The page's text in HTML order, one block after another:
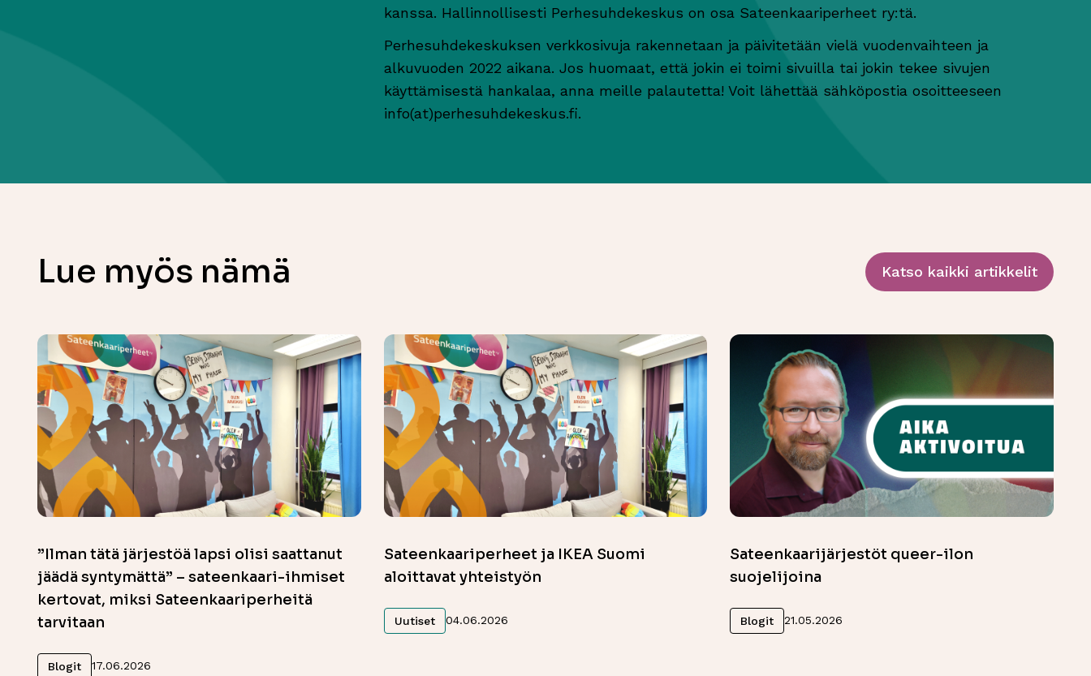
kanssa. Hallinnollisesti Perhesuhdekeskus on osa Sateenkaariperheet ry:tä.
Perhesuhdekeskuksen verkkosivuja rakennetaan ja päivitetään vielä vuodenvaihteen ja
alkuvuoden 2022 aikana. Jos huomaat, että jokin ei toimi sivuilla tai jokin tekee sivujen
käyttämisestä hankalaa, anna meille palautetta! Voit lähettää sähköpostia osoitteeseen
info(at)perhesuhdekeskus.fi.
Lue myös nämä Katso kaikki artikkelit
”Ilman tätä järjestöä lapsi olisi saattanut
jäädä syntymättä” – sateenkaari-ihmiset
kertovat, miksi Sateenkaariperheitä
tarvitaan
Blogit 17.06.2026
Sateenkaariperheet ja IKEA Suomi
aloittavat yhteistyön
Uutiset 04.06.2026
Sateenkaarijärjestöt queer-ilon
suojelijoina
Blogit 21.05.2026